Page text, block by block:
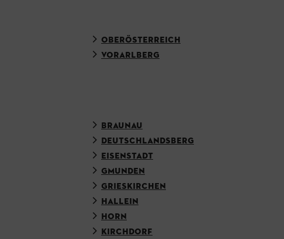
OBERÖSTERREICH
VORARLBERG
BRAUNAU
DEUTSCHLANDSBERG
EISENSTADT
GMUNDEN
GRIESKIRCHEN
HALLEIN
HORN
KIRCHDORF